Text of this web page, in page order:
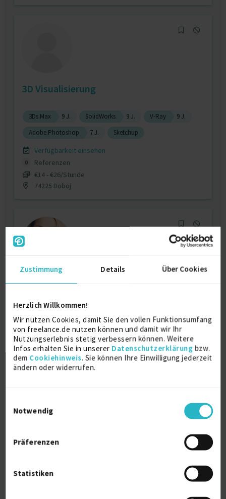
Zustimmung Details Über Cookies
Herzlich Willkommen!
Wir nutzen Cookies, damit Sie den vollen Funktionsumfang
von freelance.de nutzen können und damit wir Ihr
Nutzungserlebnis stetig verbessern können. Weitere
Infos erhalten Sie in unserer Datenschutzerklärung bzw.
dem Cookiehinweis. Sie können Ihre Einwilligung jederzeit
ändern oder widerrufen.
Notwendig
Präferenzen
Statistiken
3D Visualisierung
3Ds Max 9 J. SolidWorks 9 J. V-Ray
9 J.
Adobe Photoshop
7 J. Sketchup
Verfügbarkeit einsehen
0
Referenzen
€14 - €26/Stunde
74225 Doboj
Virtuelles Planungsbüro Architektur,
zuletzt online vor 2 Tagen
Projektleitung / Teamleitung
7 J.
Architektur (allg.)
5 J. Projektmanagement 3 J.
Verfügbarkeit einsehen
0
Referenzen